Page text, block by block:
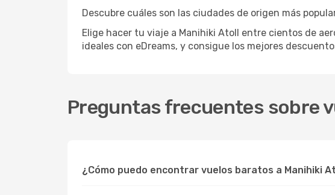
Descubre cuáles son las ciudades de origen más
Elige hacer tu viaje a Manihiki Atoll entre cientos de
ideales con eDreams, y consigue los mejores
Preguntas frecuentes sobre
¿Cómo puedo encontrar vuelos baratos a Manihiki